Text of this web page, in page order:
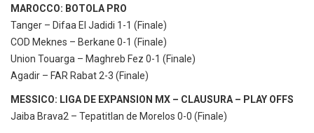
MAROCCO: BOTOLA PRO
Tanger – Difaa El Jadidi 1-1 (Finale)
COD Meknes – Berkane 0-1 (Finale)
Union Touarga – Maghreb Fez 0-1 (Finale)
Agadir – FAR Rabat 2-3 (Finale)
MESSICO: LIGA DE EXPANSION MX – CLAUSURA – PLAY OFFS
Jaiba Brava2 – Tepatitlan de Morelos 0-0 (Finale)